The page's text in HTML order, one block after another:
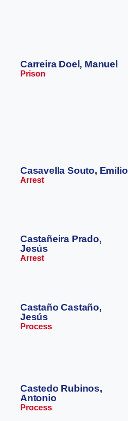
Carreira Doel, Manuel
Prison
Casavella Souto, Emilio
Arrest
Castañeira Prado,
Jesús
Arrest
Castaño Castaño,
Jesús
Process
Castedo Rubinos,
Antonio
Process